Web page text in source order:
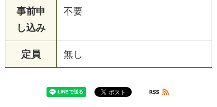
事前申
し込み
不要
定員 無し